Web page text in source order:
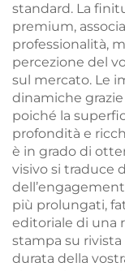
standard. La
premium,
professionalità,
percezione del
sul mercato. Le
dinamiche
poiché la
profondità e
è in grado di
visivo si traduce
più prolungati,
editoriale di una
stampa su
durata della